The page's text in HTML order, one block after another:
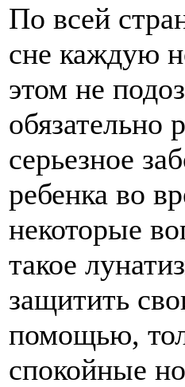
По всей
сне каждую
этом не
обязательно
серьезное
ребенка во
некоторые
такое
защитить
помощью,
спокойные